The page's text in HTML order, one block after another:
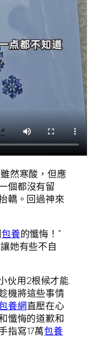
然寒酸，但應
個都沒有留
轎。回過神來
包養的懺悔！”
她有些不自
伙用2根候才能
機將這些事情
養網直壓在心
懺悔的道歉和
指寫17萬包養